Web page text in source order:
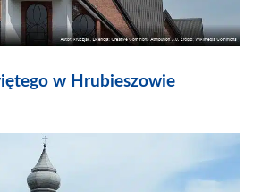
w Hrubieszowie